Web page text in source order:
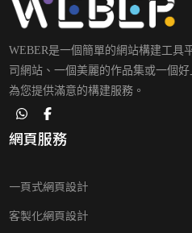
WEBER是一個簡單的網站構建工具
司網站、一個美麗的作品集或一個
為您提供滿意的構建服務。
網頁服務
一頁式網頁設計
客製化網頁設計